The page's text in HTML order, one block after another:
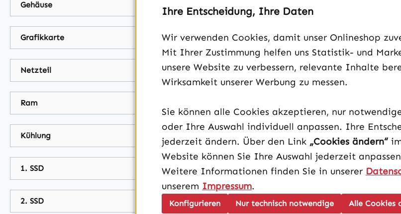
Gehäuse
Grafikkarte
Netzteil
Ram
Kühlung
1. SSD
2. SSD
Ihre Entscheidung, Ihre Daten
Wir verwenden Cookies, damit unser Onlineshop
Mit Ihrer Zustimmung helfen uns Statistik- und
unsere Website zu verbessern, relevante Inhalte
Wirksamkeit unserer Werbung zu messen.
Sie können alle Cookies akzeptieren, nur
oder Ihre Auswahl individuell anpassen. Ihre
jederzeit ändern. Über den Link „Cookies ändern“
Website können Sie Ihre Auswahl jederzeit
Weitere Informationen finden Sie in unserer
unserem Impressum.
Nur technisch notwendige
Konfigurieren Alle Cookies